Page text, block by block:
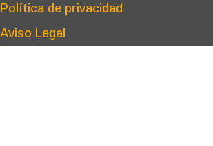
Política de privacidad
Aviso Legal